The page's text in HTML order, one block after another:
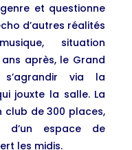
et questionne
d’autres réalités
situation
après, le Grand
via la
jouxte la salle. La
club de 300 places,
d’un espace de
les midis.